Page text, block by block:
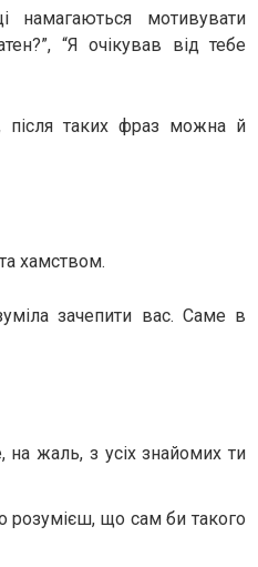
намагаються мотивувати
“Я очікував від тебе
після таких фраз можна й
хамством.
зачепити вас. Саме в
на жаль, з усіх знайомих ти
розумієш, що сам би такого